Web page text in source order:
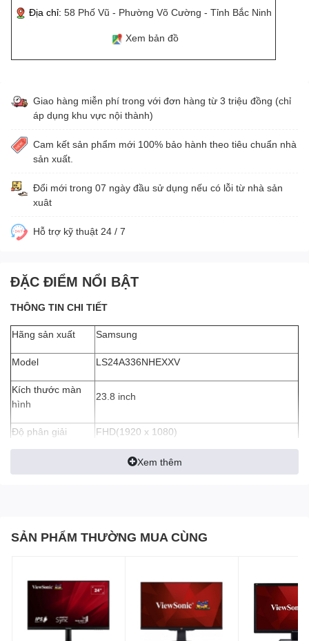
Địa chỉ: 58 Phố Vũ - Phường Võ Cường - Tỉnh Bắc Ninh
Xem bản đồ
Giao hàng miễn phí trong với đơn hàng từ 3 triệu đồng (chỉ
áp dụng khu vực nội thành)
Cam kết sản phẩm mới 100% bảo hành theo tiêu chuẩn nhà
sản xuất.
Đổi mới trong 07 ngày đầu sử dụng nếu có lỗi từ nhà sản
xuât
Hỗ trợ kỹ thuật 24 / 7
ĐẶC ĐIỂM NỔI BẬT
THÔNG TIN CHI TIẾT
Hãng sản xuất Samsung
Model LS24A336NHEXXV
Kích thước màn
hình
23.8 inch
Độ phân giải FHD(1920 x 1080)
Độ sáng 250 cd/㎡
Độ tương phản 3000:1(Typical)
Tần số quét 60Hz
Xem thêm
SẢN PHẨM THƯỜNG MUA CÙNG